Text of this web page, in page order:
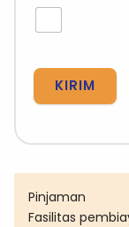
KIRIM
Pinjaman
Fasilitas